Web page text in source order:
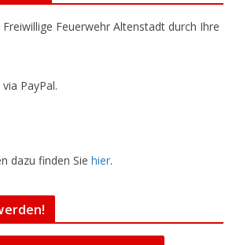
Feuerwehr Altenstadt durch Ihre
PayPal.
dazu finden Sie hier.